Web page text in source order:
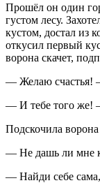
Прошёл он один
густом лесу.
кустом, достал из
откусил первый
ворона скачет,
— Желаю счастья!
— И тебе того же!
Подскочила
— Не дашь ли мне
— Найди себе